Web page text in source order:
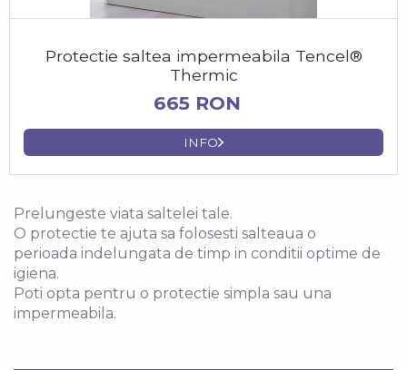
Protectie saltea impermeabila Tencel®
Thermic
665 RON
INFO
Prelungeste viata saltelei tale.
O protectie te ajuta sa folosesti salteaua o
perioada indelungata de timp in conditii optime de
igiena.
Poti opta pentru o protectie simpla sau una
impermeabila.